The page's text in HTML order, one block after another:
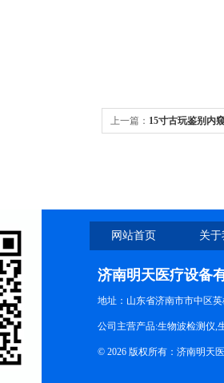
上一篇： 15寸古玩鉴别内
网站首页 关
济南明天医疗设备
地址：山东省济南市市中区
公司主营产品:生物波检测仪,
© 2026 版权所有：济南明天